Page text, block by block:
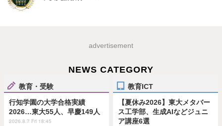
advertisement
NEWS CATEGORY
教育・受験
行知学園の大学合格実績
2026…東大55人、早慶149人
2026.8.7 Fri 18:45
教育ICT
【夏休み2026】東大メタバー
ス工学部、生成AIなどジュニ
ア講座6選